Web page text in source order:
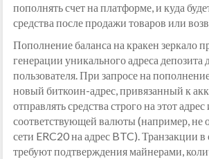
пополнять счет на платформе, и куда
средства после продажи товаров или
Пополнение баланса на кракен зеркало
генерации уникального адреса депозита
пользователя. При запросе на
новый биткоин-адрес, привязанный к
отправлять средства строго на этот адрес
соответствующей валюты (например, не
сети ERC20 на адрес BTC). Транзакции в
требуют подтверждения майнерами,